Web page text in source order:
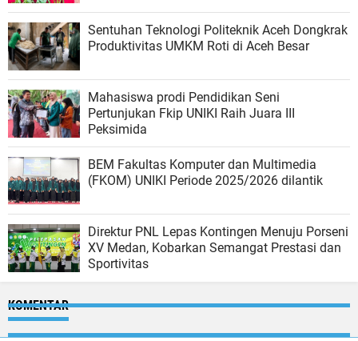
Sentuhan Teknologi Politeknik Aceh Dongkrak
Produktivitas UMKM Roti di Aceh Besar
Mahasiswa prodi Pendidikan Seni
Pertunjukan Fkip UNIKI Raih Juara III
Peksimida
BEM Fakultas Komputer dan Multimedia
(FKOM) UNIKI Periode 2025/2026 dilantik
Direktur PNL Lepas Kontingen Menuju Porseni
XV Medan, Kobarkan Semangat Prestasi dan
Sportivitas
KOMENTAR